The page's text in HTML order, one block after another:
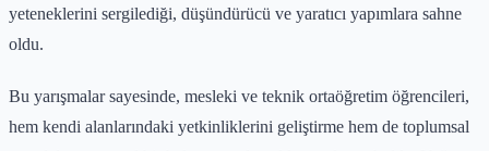
yeteneklerini sergilediği, düşündürücü ve yaratıcı yapımlara sahne
oldu.
Bu yarışmalar sayesinde, mesleki ve teknik ortaöğretim öğrencileri,
hem kendi alanlarındaki yetkinliklerini geliştirme hem de toplumsal